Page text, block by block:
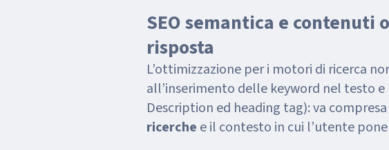
SEO semantica e contenuti
risposta
L’ottimizzazione per i motori di ricerca
all’inserimento delle keyword nel testo
Description ed heading tag): va
ricerche e il contesto in cui l’utente